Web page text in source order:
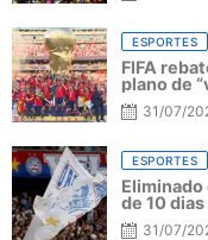
ESPORTES
FIFA
plano de
31/07/
ESPORTES
Eliminado
de 10
31/07/